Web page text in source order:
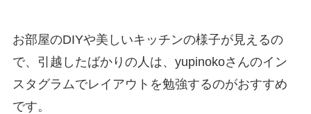
お部屋のDIYや美しいキッチンの様子が見えるの
で、引越したばかりの人は、yupinokoさんのイン
スタグラムでレイアウトを勉強するのがおすすめ
です。